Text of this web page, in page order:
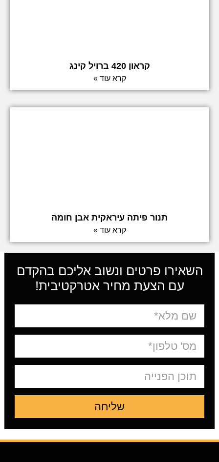
קראון 420 ברויל קינג
קרא עוד »
תנור פיתה עיראקית אבן חומה
קרא עוד »
השאירו פרטים ונשוב אליכם בהקדם
עם הצעת מחיר אטרקטיבית!
שליחה